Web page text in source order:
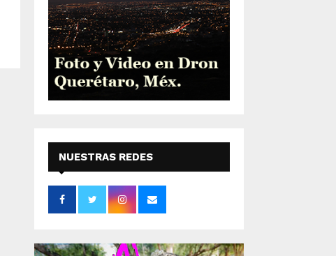
NUESTRAS REDES
SOCIALES